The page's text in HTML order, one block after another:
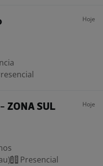
Hoje
ZONA SUL Hoje
Presencial